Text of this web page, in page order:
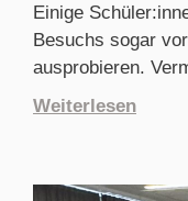
Einige
Besuchs sogar
ausprobieren.
Weiterlesen